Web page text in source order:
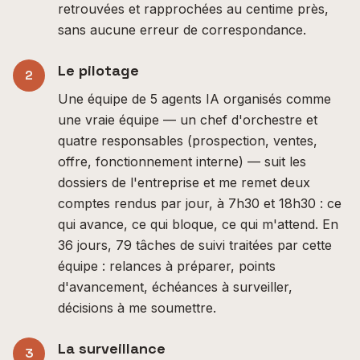
retrouvées et rapprochées au centime près,
sans aucune erreur de correspondance.
2 Le pilotage
Une équipe de 5 agents IA organisés comme
une vraie équipe — un chef d'orchestre et
quatre responsables (prospection, ventes,
offre, fonctionnement interne) — suit les
dossiers de l'entreprise et me remet deux
comptes rendus par jour, à 7h30 et 18h30 : ce
qui avance, ce qui bloque, ce qui m'attend. En
36 jours, 79 tâches de suivi traitées par cette
équipe : relances à préparer, points
d'avancement, échéances à surveiller,
décisions à me soumettre.
3 La surveillance